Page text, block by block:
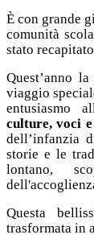
È con grande
comunità
stato
Quest’anno
viaggio
entusiasmo
culture, voci
dell’infanzia
storie e le
lontano,
Questa
trasformata in